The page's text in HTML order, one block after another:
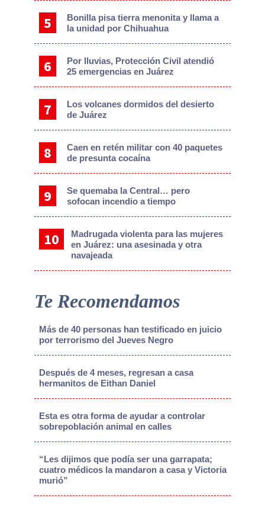
Bonilla pisa tierra menonita y llama a
la unidad por Chihuahua
Por lluvias, Protección Civil atendió
25 emergencias en Juárez
Los volcanes dormidos del desierto
de Juárez
Caen en retén militar con 40 paquetes
de presunta cocaína
Se quemaba la Central… pero
sofocan incendio a tiempo
Madrugada violenta para las mujeres
en Juárez: una asesinada y otra
navajeada
Te Recomendamos
Más de 40 personas han testificado en juicio
por terrorismo del Jueves Negro
Después de 4 meses, regresan a casa
hermanitos de Eithan Daniel
Esta es otra forma de ayudar a controlar
sobrepoblación animal en calles
“Les dijimos que podía ser una garrapata;
cuatro médicos la mandaron a casa y Victoria
murió”